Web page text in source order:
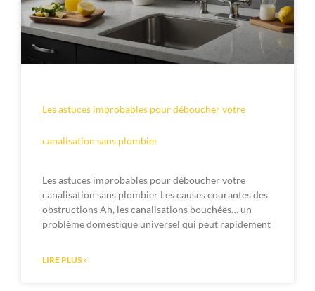
Les astuces improbables pour déboucher votre
canalisation sans plombier
Les astuces improbables pour déboucher votre
canalisation sans plombier Les causes courantes des
obstructions Ah, les canalisations bouchées… un
problème domestique universel qui peut rapidement
LIRE PLUS »